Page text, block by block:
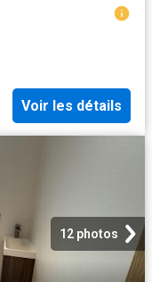
Voir les détails
12 photos